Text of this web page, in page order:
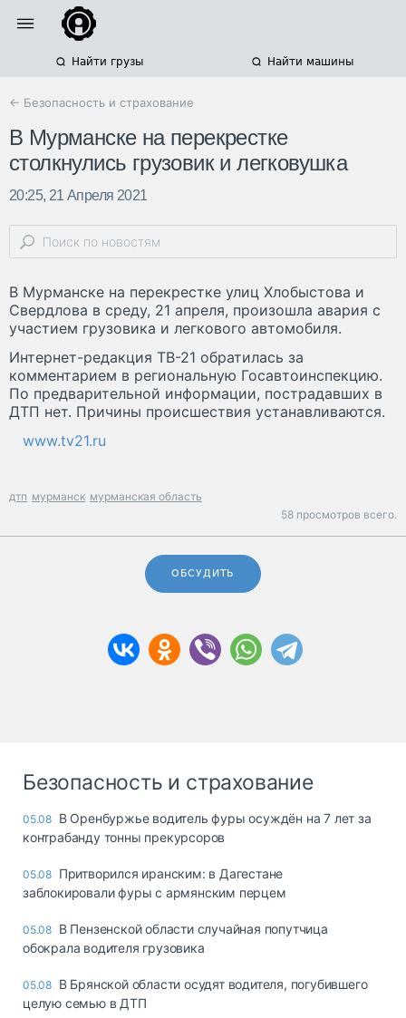
Найти грузы Найти машины
← Безопасность и страхование
В Мурманске на перекрестке
столкнулись грузовик и легковушка
20:25, 21 Апреля 2021
В Мурманске на перекрестке улиц Хлобыстова и
Свердлова в среду, 21 апреля, произошла авария с
участием грузовика и легкового автомобиля.
Интернет-редакция ТВ-21 обратилась за
комментарием в региональную Госавтоинспекцию.
По предварительной информации, пострадавших в
ДТП нет. Причины происшествия устанавливаются.
www.tv21.ru
дтп мурманск мурманская область
58 просмотров всего.
ОБСУДИТЬ
Безопасность и страхование
05.08 В Оренбуржье водитель фуры осуждён на 7 лет за
контрабанду тонны прекурсоров
05.08 Притворился иранским: в Дагестане
заблокировали фуры с армянским перцем
05.08 В Пензенской области случайная попутчица
обокрала водителя грузовика
05.08 В Брянской области осудят водителя, погубившего
целую семью в ДТП